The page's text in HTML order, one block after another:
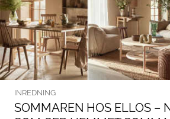
INREDNING
SOMMAREN HOS ELLOS –